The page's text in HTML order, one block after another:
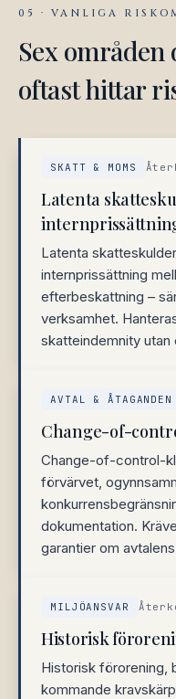
05 · VANLIGA
Sex
oftast hittar
SKATT & MOMS
Latenta
Latenta
internprissättning
efterbeskattning –
verksamhet.
skatteindemnity
AVTAL & ÅTAGANDEN
Change-of-
Change-of-control-
förvärvet,
dokumentation.
garantier om
MILJÖANSVAR
Historisk
Historisk förorening,
kommande